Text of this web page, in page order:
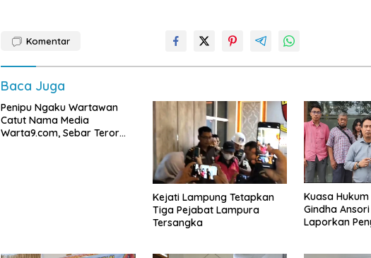
Komentar
Baca Juga
Penipu Ngaku Wartawan
Catut Nama Media
Warta9.com, Sebar Teror
Kejati Lampung Tetapkan
Tiga Pejabat Lampura
Tersangka
Kuasa
Gindha
Laporkan